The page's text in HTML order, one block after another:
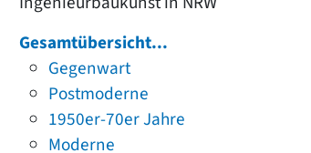
Gesamtübersicht...
Gegenwart
Postmoderne
1950er-70er Jahre
Moderne